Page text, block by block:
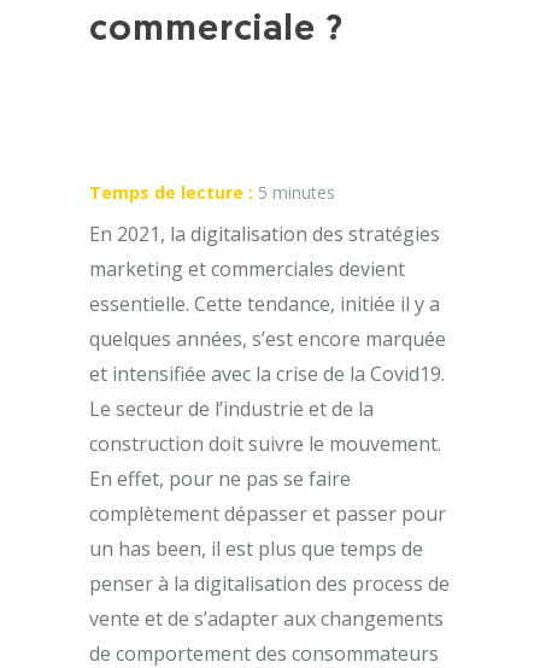
commerciale ?
Temps de lecture : 5 minutes
En 2021, la digitalisation des stratégies
marketing et commerciales devient
essentielle. Cette tendance, initiée il y a
quelques années, s’est encore marquée
et intensifiée avec la crise de la Covid19.
Le secteur de l’industrie et de la
construction doit suivre le mouvement.
En effet, pour ne pas se faire
complètement dépasser et passer pour
un has been, il est plus que temps de
penser à la digitalisation des process de
vente et de s’adapter aux changements
de comportement des consommateurs